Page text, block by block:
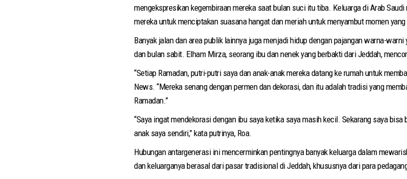
mengekspresikan kegembiraan mereka saat bulan suci itu tiba. Keluarga di Arab
mereka untuk menciptakan suasana hangat dan meriah untuk menyambut momen
Banyak jalan dan area publik lainnya juga menjadi hidup dengan pajangan warna-
dan bulan sabit. Elham Mirza, seorang ibu dan nenek yang berbakti dari Jeddah,
“Setiap Ramadan, putri-putri saya dan anak-anak mereka datang ke rumah untuk
News. “Mereka senang dengan permen dan dekorasi, dan itu adalah tradisi yang
Ramadan.”
“Saya ingat mendekorasi dengan ibu saya ketika saya masih kecil. Sekarang saya
anak saya sendiri,” kata putrinya, Roa.
Hubungan antargenerasi ini mencerminkan pentingnya banyak keluarga dalam
dan keluarganya berasal dari pasar tradisional di Jeddah, khususnya dari para